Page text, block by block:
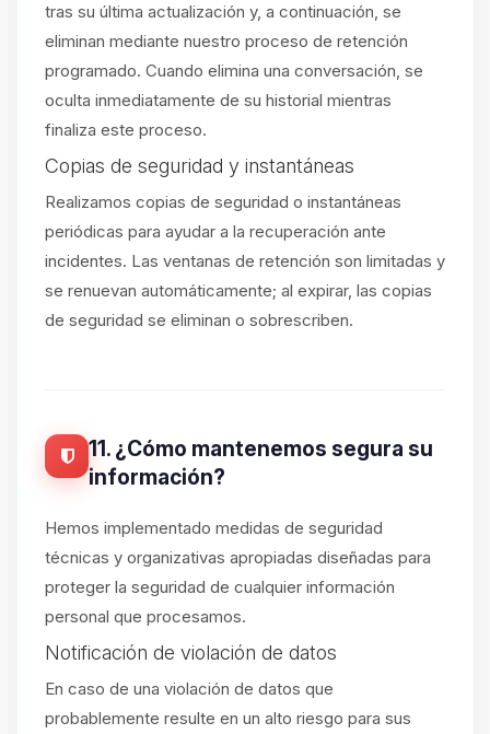
tras su última actualización y, a continuación, se
eliminan mediante nuestro proceso de retención
programado. Cuando elimina una conversación, se
oculta inmediatamente de su historial mientras
finaliza este proceso.
Copias de seguridad y instantáneas
Realizamos copias de seguridad o instantáneas
periódicas para ayudar a la recuperación ante
incidentes. Las ventanas de retención son limitadas y
se renuevan automáticamente; al expirar, las copias
de seguridad se eliminan o sobrescriben.
11. ¿Cómo mantenemos segura su
información?
Hemos implementado medidas de seguridad
técnicas y organizativas apropiadas diseñadas para
proteger la seguridad de cualquier información
personal que procesamos.
Notificación de violación de datos
En caso de una violación de datos que
probablemente resulte en un alto riesgo para sus